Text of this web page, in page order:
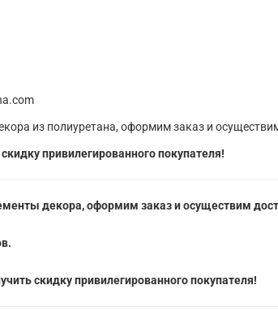
из полиуретана, оформим заказ и
привилегированного покупателя!
декора, оформим заказ и осуществим
скидку привилегированного покупателя!